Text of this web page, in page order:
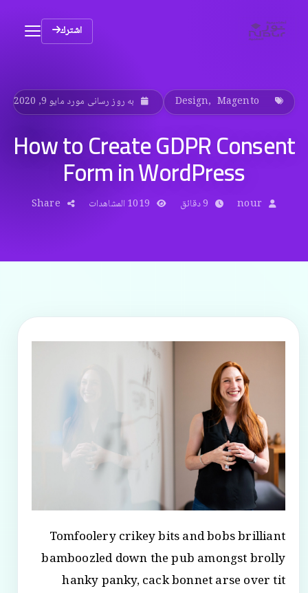
اشترك
Design, Magento به روز رسانی مورد مايو 9, 2020
How to Create GDPR Consent
Form in WordPress
nour 9 دقائق 1019 المشاهدات Share
Tomfoolery crikey bits and bobs brilliant
bamboozled down the pub amongst brolly
hanky panky, cack bonnet arse over tit